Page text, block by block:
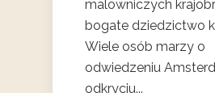
malowniczych
bogate dziedzictwo
Wiele osób marzy o
odwiedzeniu
odkryciu...